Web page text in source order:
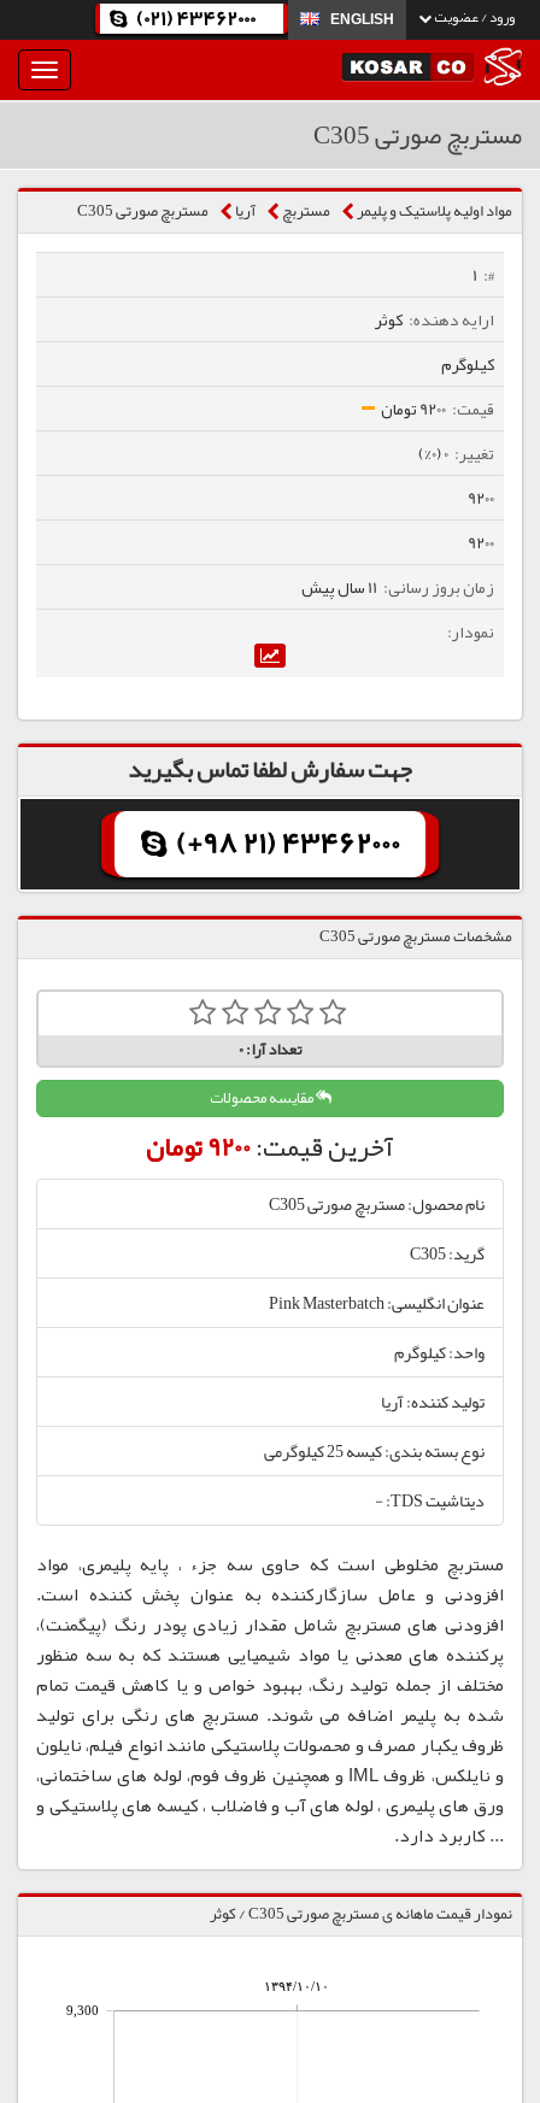
ورود / عضویت ENGLISH
(021) 43462000
بار
و
مستربچ صورتی C305
مواد اولیه پلاستیک و پلیمر مستربچ آریا مستربچ صورتی C305
1
کوثر
کیلوگرم
9200 تومان
0 (0%)
9200
9200
11 سال پیش
جهت سفارش لطفا تماس بگیرید
(+98 21) 43462000
مشخصات مستربچ صورتی C305
تعداد آرا:0
مقایسه محصولات
آخرین قیمت:9200 تومان
نام محصول: مستربچ صورتی C305
گرید: C305
عنوان انگلیسی: Pink Masterbatch
واحد: کیلوگرم
تولید کننده: آریا
نوع بسته بندی: کیسه 25 کیلوگرمی
دیتاشیت TDS: -
مستربچ مخلوطی است که حاوی سه جزء ، پایه پلیمری، مواد
افزودنی و عامل سازگارکننده به عنوان پخش کننده است.
افزودنی های مستربچ شامل مقدار زیادی پودر رنگ (پیگمنت)،
پرکننده های معدنی یا مواد شیمیایی هستند که به سه منظور
مختلف از جمله تولید رنگ، بهبود خواص و یا کاهش قیمت تمام
شده به پلیمر اضافه می شوند. مستربچ های رنگی برای تولید
ظروف یکبار مصرف و محصولات پلاستیکی مانند انواع فیلم، نایلون
و نایلکس، ظروف IML و همچنین ظروف فوم، لوله های ساختمانی،
ورق های پلیمری ، لوله های آب و فاضلاب ، کیسه های پلاستیکی و
... کاربرد دارد.
نمودار قیمت ماهانه ی مستربچ صورتی C305 / کوثر
۱۳۹۴/۱۰/۱۰
9,300